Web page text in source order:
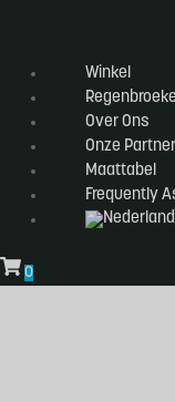
Winkel
Over Ons
Onze
Maattabel
Frequently
0